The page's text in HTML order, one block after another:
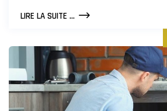
LIRE LA SUITE ...LE
ENTREPRISE
:
UN
LEVIER
DE
CROISSANCE